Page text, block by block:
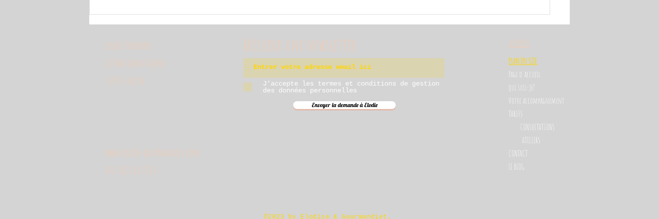
Elodie Frémont
10 Park Lann Floren
56450 Surzur
www.elodise-gourmandiet.com
Tel: 06.15.62.72.87.
Recevoir une newsletter
J’accepte les termes et conditions de gestion
des données personnelles
Envoyer la demande à Elodie
©2023 by Elodise & Gourmandiet.
PLAN DU SITE
Page d'accuei l
qui suis-je?
Votre accompagnement
TARIFS
CONSULTATIONS
ATELIERS
CONTACT
LE BLOG
A PROPOS